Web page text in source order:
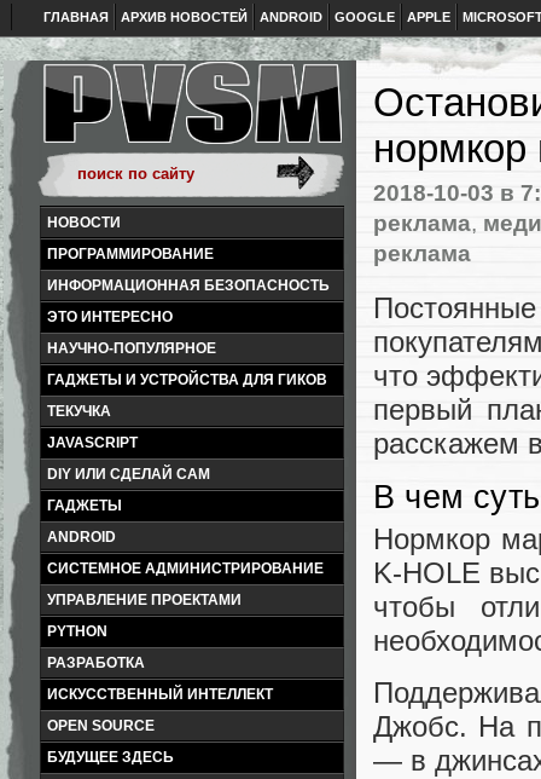
ГЛАВНАЯ АРХИВ НОВОСТЕЙ ANDROID GOOGLE APPLE
НОВОСТИ
ПРОГРАММИРОВАНИЕ
ИНФОРМАЦИОННАЯ БЕЗОПАСНОСТЬ
ЭТО ИНТЕРЕСНО
НАУЧНО-ПОПУЛЯРНОЕ
ГАДЖЕТЫ И УСТРОЙСТВА ДЛЯ ГИКОВ
ТЕКУЧКА
JAVASCRIPT
DIY ИЛИ СДЕЛАЙ САМ
ГАДЖЕТЫ
ANDROID
СИСТЕМНОЕ АДМИНИСТРИРОВАНИЕ
УПРАВЛЕНИЕ ПРОЕКТАМИ
PYTHON
РАЗРАБОТКА
ИСКУССТВЕННЫЙ ИНТЕЛЛЕКТ
OPEN SOURCE
БУДУЩЕЕ ЗДЕСЬ
нормкор
2018-10-03 в
реклама,
реклама
что
первый
расскажем
В чем суть
Нормкор
K-HOLE
чтобы
Джобс. На
— в